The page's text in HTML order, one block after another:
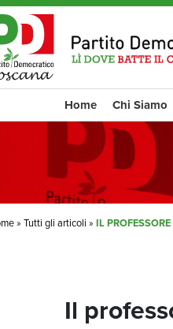
Home Chi Siamo
» Tutti gli articoli » IL
Il